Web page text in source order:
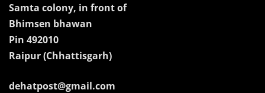
Samta colony, in front of
Bhimsen bhawan
Pin 492010
Raipur (Chhattisgarh)
dehatpost@gmail.com